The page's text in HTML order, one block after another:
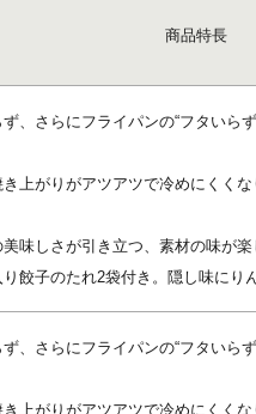
商品特長
ず、さらにフライパンの“フタいら
き上がりがアツアツで冷めにくく
味しさが引き立つ、素材の味が楽
餃子のたれ2袋付き。隠し味にり
ず、さらにフライパンの“フタいら
上がりがアツアツで冷めにくくな